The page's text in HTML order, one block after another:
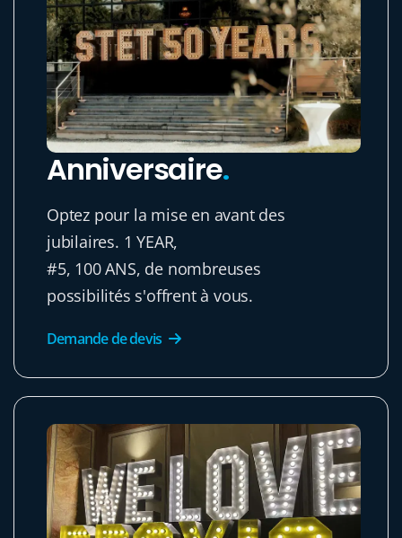
Anniversaire.
Optez pour la mise en avant des
jubilaires. 1 YEAR,
#5, 100 ANS, de nombreuses
possibilités s'offrent à vous.
Demande de devis